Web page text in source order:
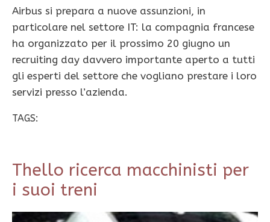
Airbus si prepara a nuove assunzioni, in
particolare nel settore IT: la compagnia francese
ha organizzato per il prossimo 20 giugno un
recruiting day davvero importante aperto a tutti
gli esperti del settore che vogliano prestare i loro
servizi presso l’azienda.
TAGS:
Thello ricerca macchinisti per
i suoi treni